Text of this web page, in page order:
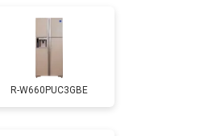
Заказать
Заказать
R-W660PUC3GBE